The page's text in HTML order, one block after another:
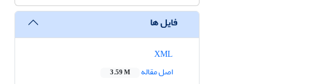
فایل ها
اصل مقاله
3.59 M